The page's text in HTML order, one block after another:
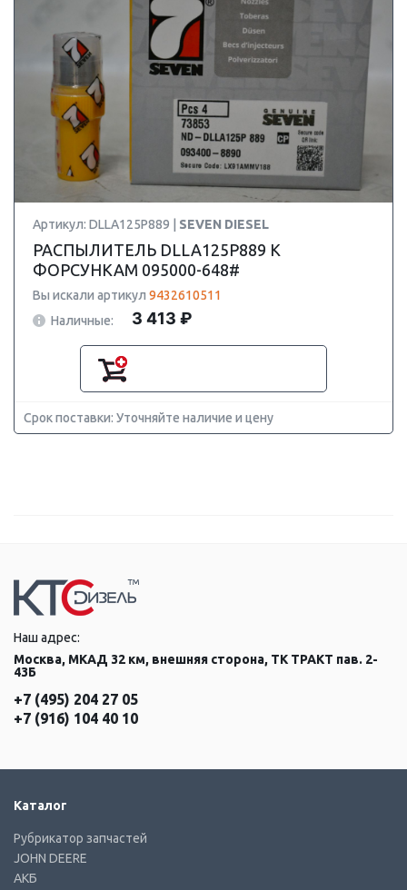
Артикул: DLLA125P889 | SEVEN DIESEL
РАСПЫЛИТЕЛЬ DLLA125P889 К
ФОРСУНКАМ 095000-648#
Вы искали артикул 9432610511
Наличные:
3 413 ₽
Срок поставки: Уточняйте наличие и цену
Наш адрес:
Москва, МКАД 32 км, внешняя сторона, ТК ТРАКТ пав. 2-
43Б
+7 (495) 204 27 05
+7 (916) 104 40 10
Каталог
Рубрикатор запчастей
JOHN DEERE
АКБ